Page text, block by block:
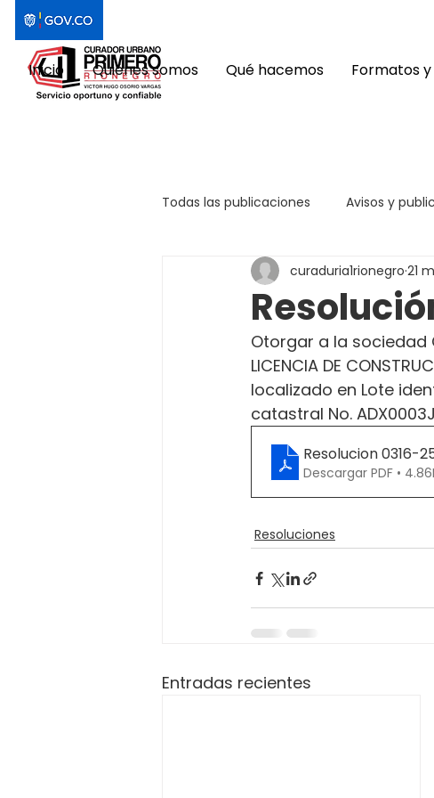
Inicio Quiénes somos Qué hacemos Formatos
Todas las publicaciones Avisos y
curaduria1rionegro 21
Otorgar a la sociedad
LICENCIA DE
localizado en Lote
catastral No.
Resolucion 0316-
Descargar PDF •
Resoluciones
Entradas recientes